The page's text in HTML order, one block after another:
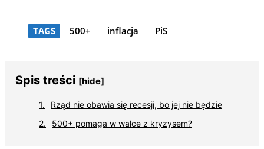
TAGS 500+ inflacja PiS
Spis treści [hide]
Rząd nie obawia się recesji, bo jej nie będzie
500+ pomaga w walce z kryzysem?